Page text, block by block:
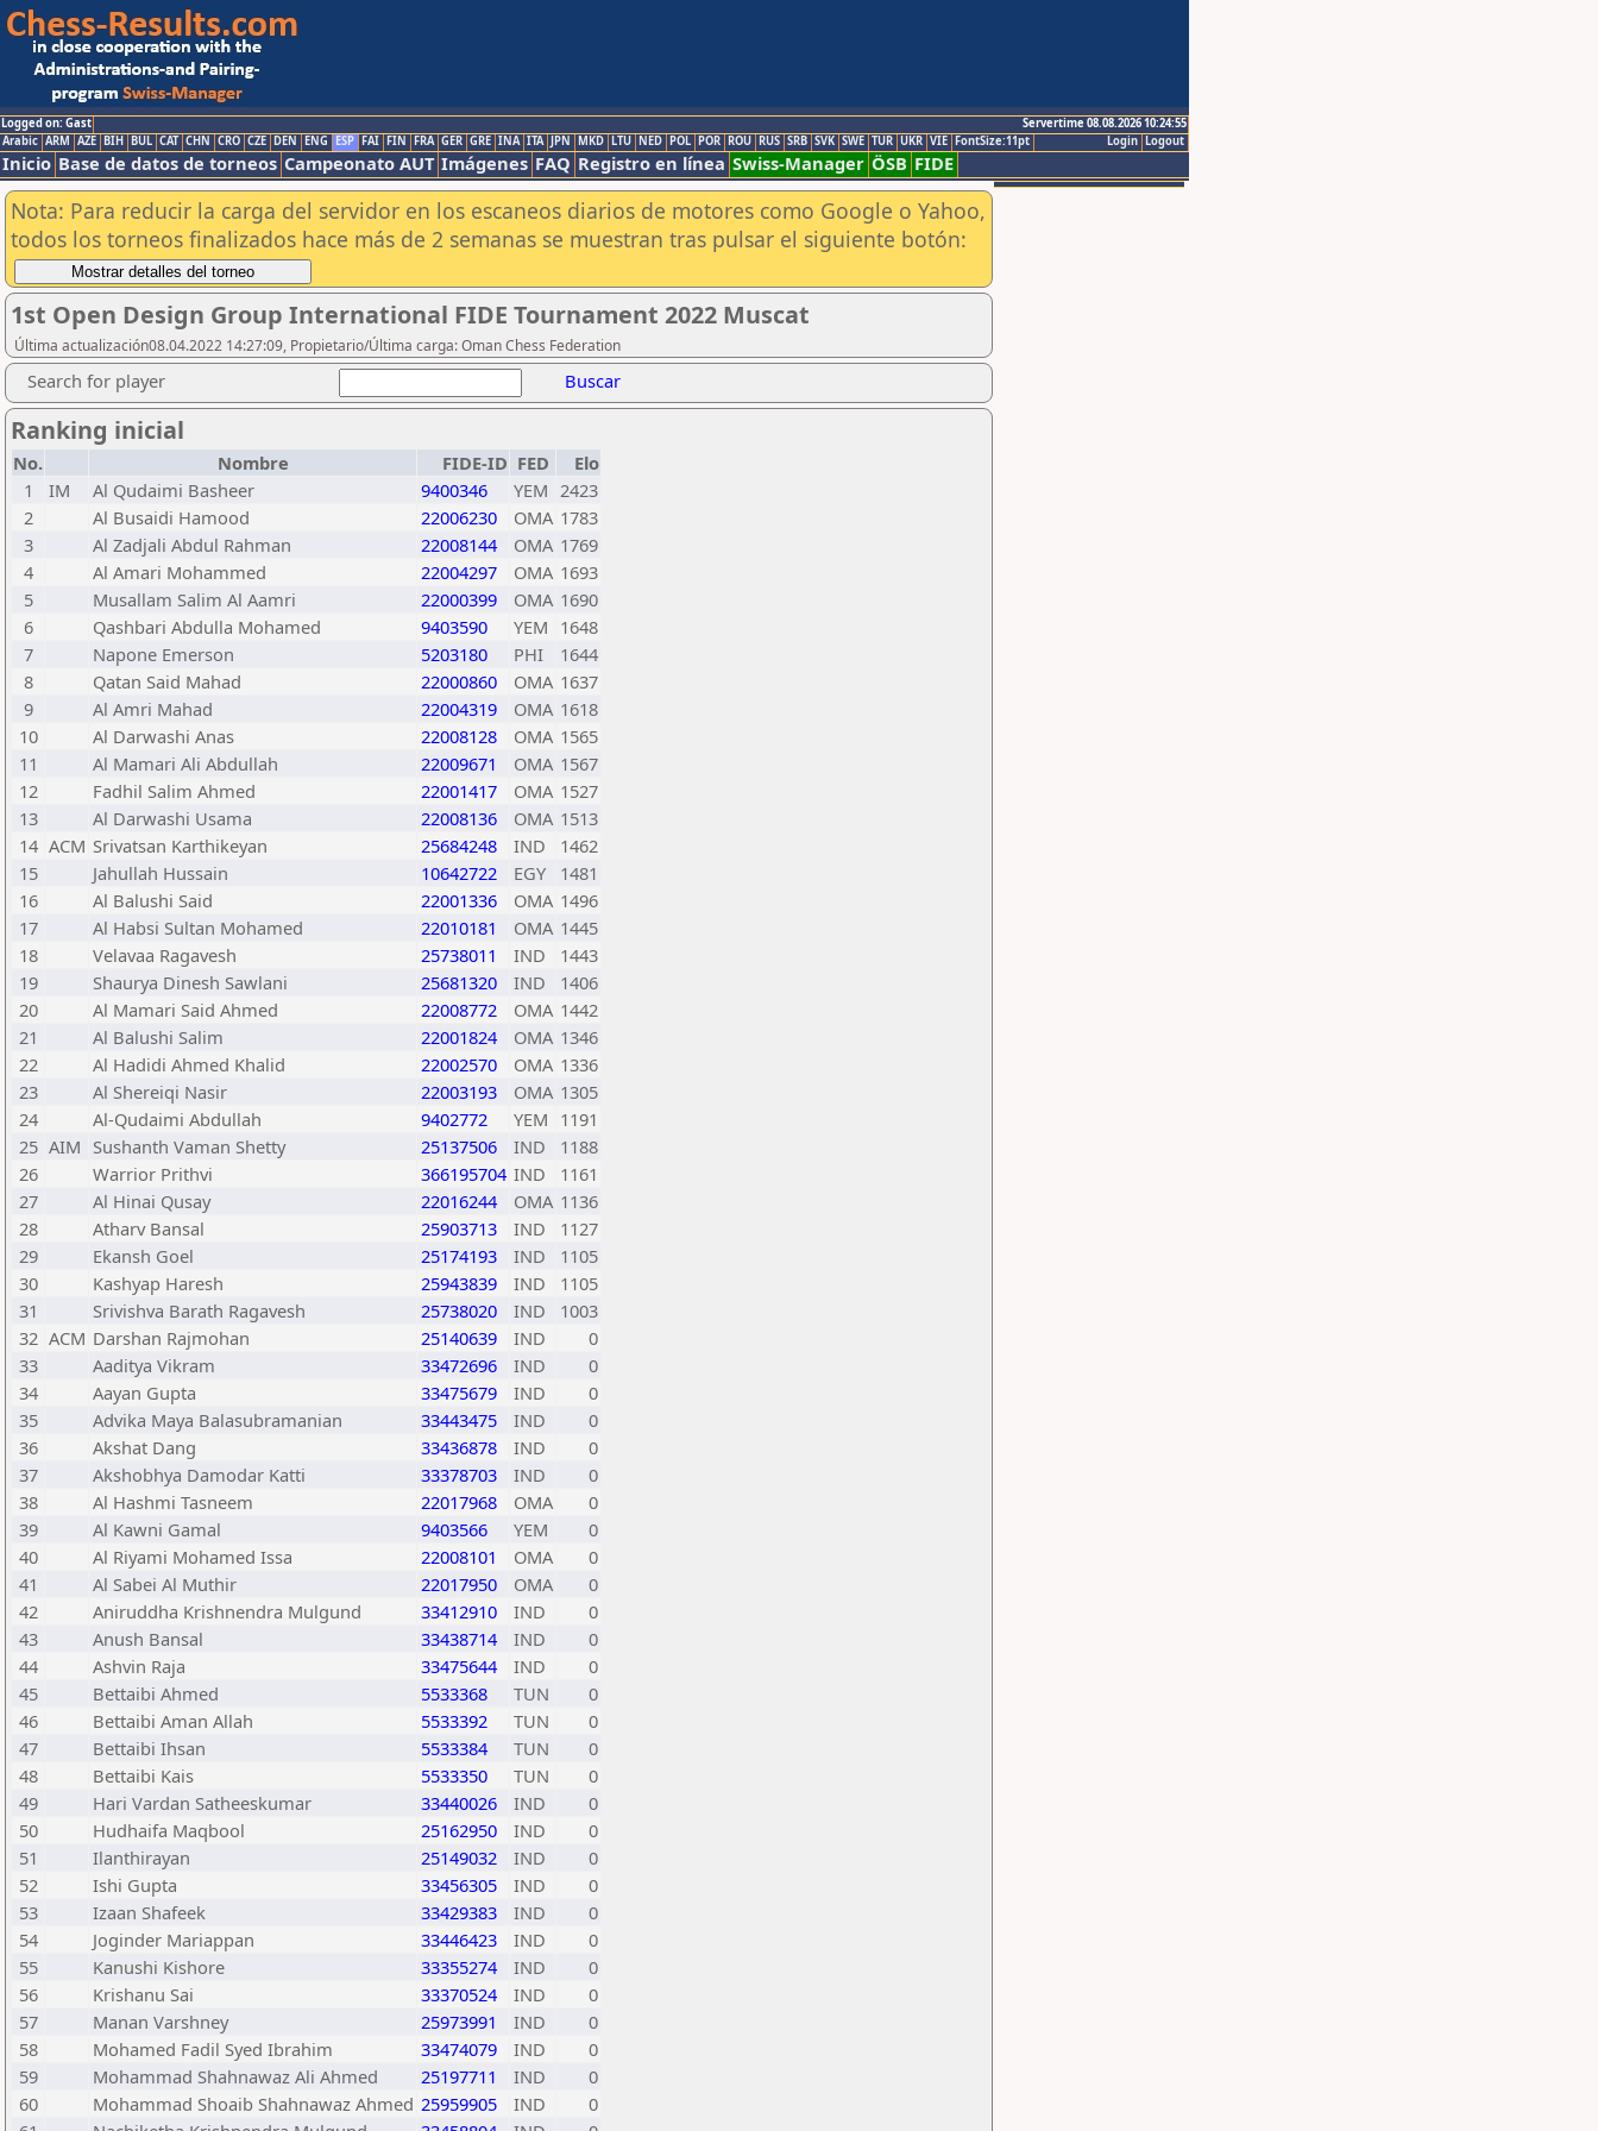
Logged on: Gast
Servertime 08.08.2026 10:24:55
Logout
Login
Arabic ARM AZE BIH BUL CAT CHN CRO CZE DEN ENG ESP FAI FIN FRA GER GRE INA ITA JPN MKD LTU NED POL POR ROU RUS SRB SVK SWE TUR UKR VIE FontSize:11pt
Inicio Base de datos de torneos Campeonato AUT Imágenes FAQ Registro en línea Swiss-Manager ÖSB FIDE
Nota: Para reducir la carga del servidor en los escaneos diarios de motores como Google o Yahoo,
todos los torneos finalizados hace más de 2 semanas se muestran tras pulsar el siguiente botón:
1st Open Design Group International FIDE Tournament 2022 Muscat
Última actualización08.04.2022 14:27:09, Propietario/Última carga: Oman Chess Federation
Search for player Buscar
Ranking inicial
No. Nombre FIDE-ID FED
Elo
1
IM Al Qudaimi Basheer 9400346 YEM 2423
2
Al Busaidi Hamood 22006230 OMA 1783
3
Al Zadjali Abdul Rahman 22008144 OMA 1769
4
Al Amari Mohammed 22004297 OMA 1693
5
Musallam Salim Al Aamri 22000399 OMA 1690
6
Qashbari Abdulla Mohamed 9403590 YEM 1648
7
Napone Emerson 5203180 PHI
1644
8
Qatan Said Mahad 22000860 OMA 1637
9
Al Amri Mahad 22004319 OMA 1618
10
Al Darwashi Anas 22008128 OMA 1565
11
Al Mamari Ali Abdullah 22009671 OMA 1567
12
Fadhil Salim Ahmed 22001417 OMA 1527
13
Al Darwashi Usama 22008136 OMA 1513
14 ACM Srivatsan Karthikeyan 25684248 IND
1462
15
Jahullah Hussain 10642722 EGY
1481
16
Al Balushi Said 22001336 OMA 1496
17
Al Habsi Sultan Mohamed 22010181 OMA 1445
18
Velavaa Ragavesh 25738011 IND
1443
19
Shaurya Dinesh Sawlani 25681320 IND
1406
20
Al Mamari Said Ahmed 22008772 OMA 1442
21
Al Balushi Salim 22001824 OMA 1346
22
Al Hadidi Ahmed Khalid 22002570 OMA 1336
23
Al Shereiqi Nasir 22003193 OMA 1305
24
Al-Qudaimi Abdullah 9402772 YEM 1191
25 AIM Sushanth Vaman Shetty 25137506 IND
1188
26
Warrior Prithvi 366195704 IND
1161
27
Al Hinai Qusay 22016244 OMA 1136
28
Atharv Bansal 25903713 IND
1127
29
Ekansh Goel 25174193 IND
1105
30
Kashyap Haresh 25943839 IND
1105
31
Srivishva Barath Ragavesh 25738020 IND
1003
32 ACM Darshan Rajmohan 25140639 IND
0
33
Aaditya Vikram 33472696 IND
0
34
Aayan Gupta 33475679 IND
0
35
Advika Maya Balasubramanian 33443475 IND
0
36
Akshat Dang 33436878 IND
0
37
Akshobhya Damodar Katti 33378703 IND
0
38
Al Hashmi Tasneem 22017968 OMA
0
39
Al Kawni Gamal 9403566 YEM
0
40
Al Riyami Mohamed Issa 22008101 OMA
0
41
Al Sabei Al Muthir 22017950 OMA
0
42
Aniruddha Krishnendra Mulgund 33412910 IND
0
43
Anush Bansal 33438714 IND
0
44
Ashvin Raja 33475644 IND
0
45
Bettaibi Ahmed 5533368 TUN
0
46
Bettaibi Aman Allah 5533392 TUN
0
47
Bettaibi Ihsan 5533384 TUN
0
48
Bettaibi Kais 5533350 TUN
0
49
Hari Vardan Satheeskumar 33440026 IND
0
50
Hudhaifa Maqbool 25162950 IND
0
51
Ilanthirayan 25149032 IND
0
52
Ishi Gupta 33456305 IND
0
53
Izaan Shafeek 33429383 IND
0
54
Joginder Mariappan 33446423 IND
0
55
Kanushi Kishore 33355274 IND
0
56
Krishanu Sai 33370524 IND
0
57
Manan Varshney 25973991 IND
0
58
Mohamed Fadil Syed Ibrahim 33474079 IND
0
59
Mohammad Shahnawaz Ali Ahmed 25197711 IND
0
60
Mohammad Shoaib Shahnawaz Ahmed 25959905 IND
0